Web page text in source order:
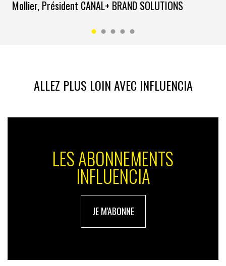
Mollier, Président CANAL+ BRAND SOLUTIONS
ALLEZ PLUS LOIN AVEC INFLUENCIA
LES ABONNEMENTS
INFLUENCIA
JE M'ABONNE